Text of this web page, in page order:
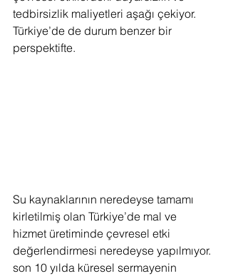
tedbirsizlik maliyetleri aşağı çekiyor.
Türkiye’de de durum benzer bir
perspektifte.
Su kaynaklarının neredeyse tamamı
kirletilmiş olan Türkiye’de mal ve
hizmet üretiminde çevresel etki
değerlendirmesi neredeyse yapılmıyor.
son 10 yılda küresel sermayenin